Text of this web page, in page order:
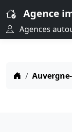
Agence
Agences